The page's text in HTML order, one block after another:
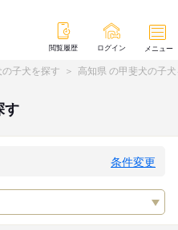
閲覧履歴 ログイン メニュー
の子犬を探す 高知県 の甲斐犬の子
す
条件変更